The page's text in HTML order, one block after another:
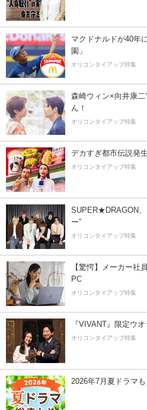
マクドナルドが40年
園」
オリコンタイアップ特集
森崎ウィン×向井康二
ん！
オリコンタイアップ特集
デカすぎ都市伝説発
オリコンタイアップ特集
SUPER★DRAGON、
ー”
オリコンタイアップ特集
【驚愕】メーカー社
PC
オリコンタイアップ特集
『VIVANT』限定ウ
オリコンタイアップ特集
2026年7月夏ドラマ